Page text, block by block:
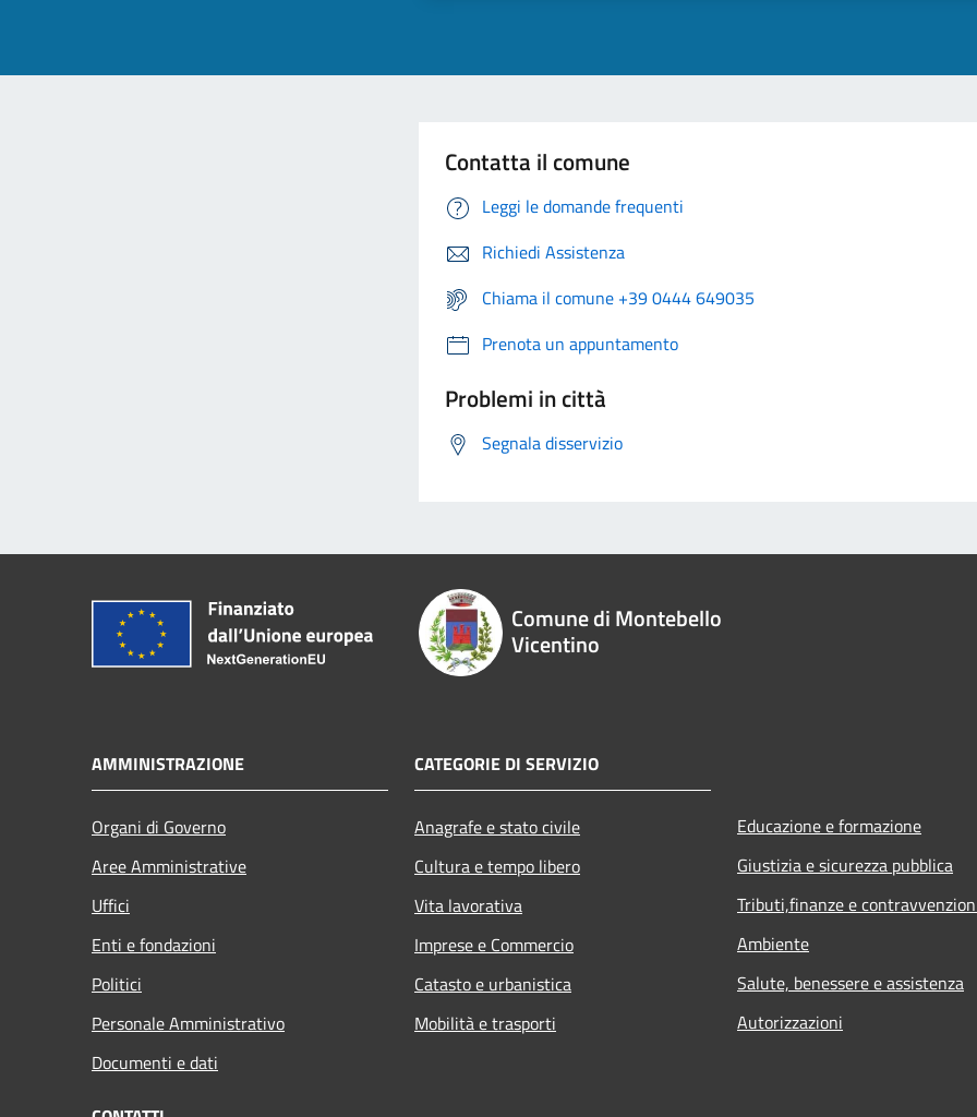
Contatta il comune
Leggi le domande frequenti
Richiedi Assistenza
Chiama il comune +39 0444 649035
Prenota un appuntamento
Problemi in città
Segnala disservizio
Comune di Montebello
Vicentino
AMMINISTRAZIONE
Organi di Governo
Aree Amministrative
Uffici
Enti e fondazioni
Politici
Personale Amministrativo
Documenti e dati
CATEGORIE DI SERVIZIO
Anagrafe e stato civile
Cultura e tempo libero
Vita lavorativa
Imprese e Commercio
Catasto e urbanistica
Mobilità e trasporti
Educazione e formazione
Giustizia e sicurezza pubblica
Tributi,finanze e
Ambiente
Salute, benessere e assistenza
Autorizzazioni